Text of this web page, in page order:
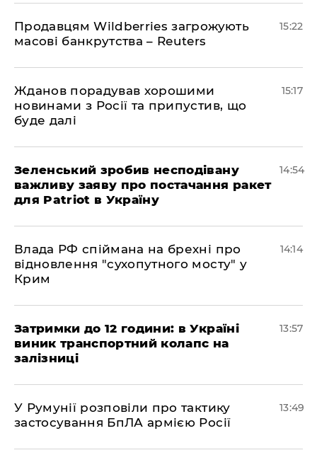
Продавцям Wildberries загрожують
масові банкрутства – Reuters
15:22
Жданов порадував хорошими
новинами з Росії та припустив, що
буде далі
15:17
Зеленський зробив несподівану
важливу заяву про постачання ракет
для Patriot в Україну
14:54
Влада РФ спіймана на брехні про
відновлення "сухопутного мосту" у
Крим
14:14
Затримки до 12 години: в Україні
виник транспортний колапс на
залізниці
13:57
У Румунії розповіли про тактику
застосування БпЛА армією Росії
13:49